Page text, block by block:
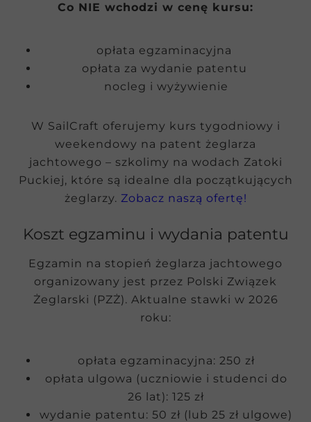
Co NIE wchodzi w cenę kursu:
opłata egzaminacyjna
opłata za wydanie patentu
nocleg i wyżywienie
W SailCraft oferujemy kurs tygodniowy i
weekendowy na patent żeglarza
jachtowego – szkolimy na wodach Zatoki
Puckiej, które są idealne dla początkujących
żeglarzy. Zobacz naszą ofertę!
Koszt egzaminu i wydania patentu
Egzamin na stopień żeglarza jachtowego
organizowany jest przez Polski Związek
Żeglarski (PZŻ). Aktualne stawki w 2026
roku:
opłata egzaminacyjna: 250 zł
opłata ulgowa (uczniowie i studenci do
26 lat): 125 zł
wydanie patentu: 50 zł (lub 25 zł ulgowe)